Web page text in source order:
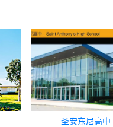
圣安东尼高中